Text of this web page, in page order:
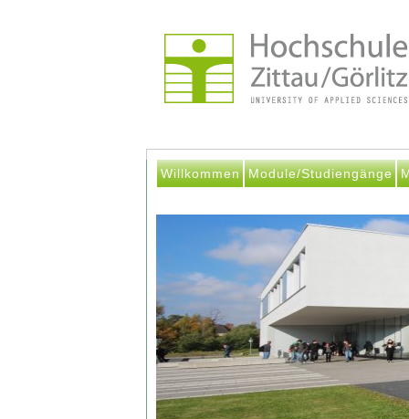
Willkommen Module/Studiengänge